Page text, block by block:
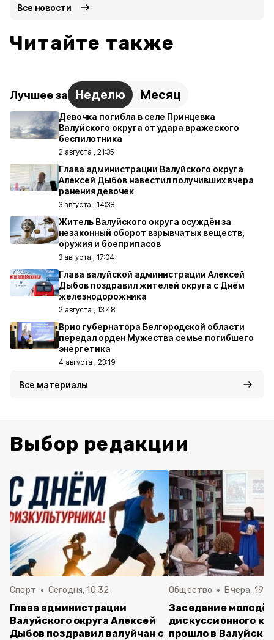
Все новости
Читайте также
Лучшее за Неделю Месяц
Девочка погибла в селе Принцевка
Валуйского округа от удара вражеского
беспилотника
2 августа , 21:35
Глава администрации Валуйского округа
Алексей Дыбов навестил получивших вчера
ранения девочек
3 августа , 14:38
Житель Валуйского округа осуждён за
незаконный оборот взрывчатых веществ,
оружия и боеприпасов
3 августа , 17:04
Глава валуйской администрации Алексей
Дыбов поздравил жителей округа с Днём
железнодорожника
2 августа , 13:48
Врио губернатора Белгородской области
передал орден Мужества семье погибшего
энергетика
4 августа , 23:19
Все материалы
Выбор редакции
Спорт Сегодня, 10:32
Глава администрации
Валуйского округа Алексей
Дыбов поздравил валуйчан с
Общество Вчера,
Заседание
дискуссионного
прошло в